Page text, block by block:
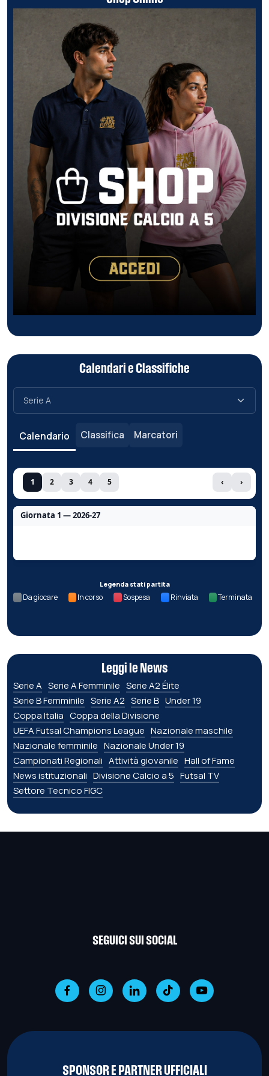
Calendari e Classifiche
Calendario Classifica Marcatori
1 2 3 4 5 ‹ ›
Giornata 1 — 2026-27
Legenda stati partita
Da giocare In corso Sospesa Rinviata Terminata
Leggi le News
Serie A Serie A Femminile Serie A2 Élite
Serie B Femminile Serie A2 Serie B Under 19
Coppa Italia Coppa della Divisione
UEFA Futsal Champions League Nazionale maschile
Nazionale femminile Nazionale Under 19
Campionati Regionali Attività giovanile Hall of Fame
News istituzionali Divisione Calcio a 5 Futsal TV
Settore Tecnico FIGC
SEGUICI SUI SOCIAL
SPONSOR E PARTNER UFFICIALI